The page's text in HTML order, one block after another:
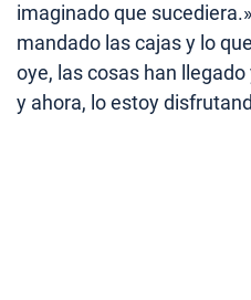
imaginado que
mandado las cajas y lo
oye, las cosas han
y ahora, lo estoy